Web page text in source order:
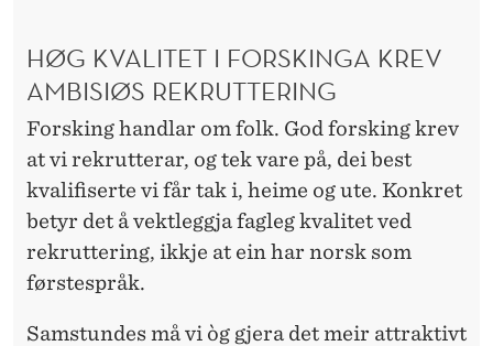
HØG KVALITET I FORSKINGA KREV
AMBISIØS REKRUTTERING
Forsking handlar om folk. God forsking krev
at vi rekrutterar, og tek vare på, dei best
kvalifiserte vi får tak i, heime og ute. Konkret
betyr det å vektleggja fagleg kvalitet ved
rekruttering, ikkje at ein har norsk som
førstespråk.
Samstundes må vi òg gjera det meir attraktivt